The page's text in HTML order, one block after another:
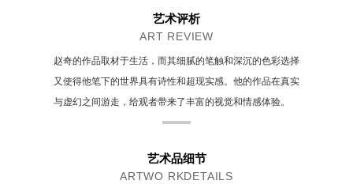
艺术评析
ART REVIEW
赵奇的作品取材于生活，而其细腻的笔触和深沉的色彩选择
又使得他笔下的世界具有诗性和超现实感。他的作品在真实
与虚幻之间游走，给观者带来了丰富的视觉和情感体验。
艺术品细节
ARTWO RKDETAILS